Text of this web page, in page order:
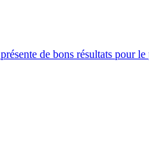
présente de bons résultats pour